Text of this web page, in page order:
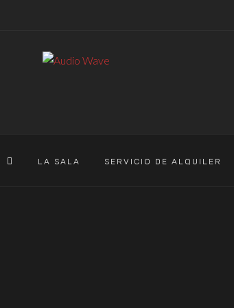
LA SALA SERVICIO DE ALQUILER